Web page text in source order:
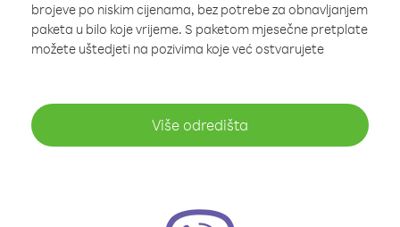
brojeve po niskim cijenama, bez potrebe za obnavljanjem
paketa u bilo koje vrijeme. S paketom mjesečne pretplate
možete uštedjeti na pozivima koje već ostvarujete
Više odredišta